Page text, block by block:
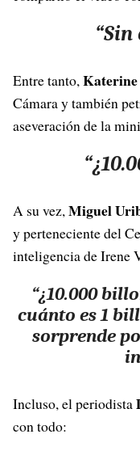
Entre tanto,
Cámara y también
aseveración de la
A su vez,Miguel
y perteneciente del
inteligencia de Irene
“¿10.000
cuánto es 1
sorprende
Incluso, el periodista
con todo: